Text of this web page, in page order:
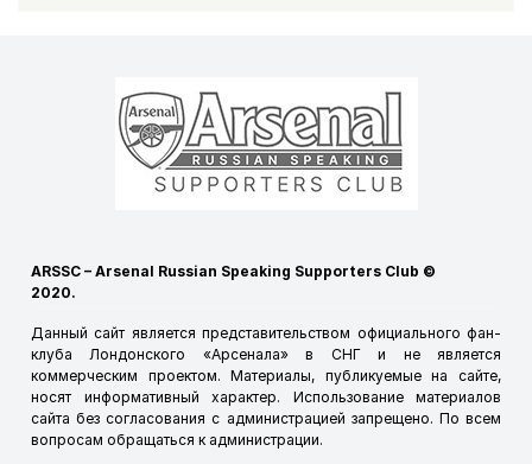
ARSSC – Arsenal Russian Speaking Supporters Club ©
2020.
Данный сайт является представительством официального фан-
клуба Лондонского «Арсенала» в СНГ и не является
коммерческим проектом. Материалы, публикуемые на сайте,
носят информативный характер. Использование материалов
сайта без согласования с администрацией запрещено. По всем
вопросам обращаться к администрации.